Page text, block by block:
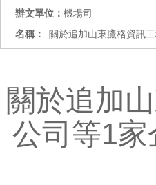
辦文單位： 機場司
名稱：
關於追加山東鷹格資訊
關於追加
公司等1
开
式